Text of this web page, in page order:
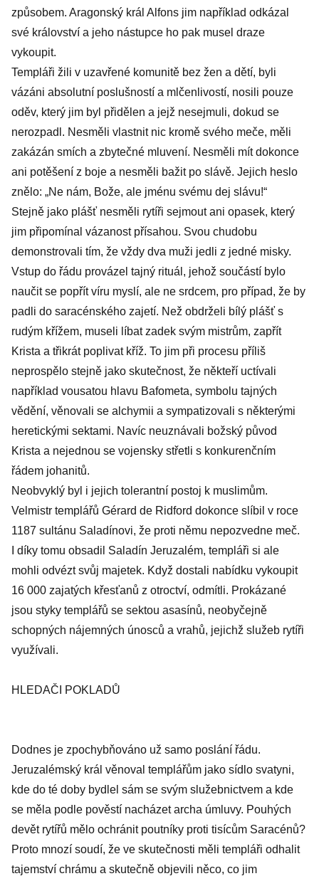
způsobem. Aragonský král Alfons jim například odkázal
své království a jeho nástupce ho pak musel draze
vykoupit.
Templáři žili v uzavřené komunitě bez žen a dětí, byli
vázáni absolutní poslušností a mlčenlivostí, nosili pouze
oděv, který jim byl přidělen a jejž nesejmuli, dokud se
nerozpadl. Nesměli vlastnit nic kromě svého meče, měli
zakázán smích a zbytečné mluvení. Nesměli mít dokonce
ani potěšení z boje a nesměli bažit po slávě. Jejich heslo
znělo: „Ne nám, Bože, ale jménu svému dej slávu!“
Stejně jako plášť nesměli rytíři sejmout ani opasek, který
jim připomínal vázanost přísahou. Svou chudobu
demonstrovali tím, že vždy dva muži jedli z jedné misky.
Vstup do řádu provázel tajný rituál, jehož součástí bylo
naučit se popřít víru myslí, ale ne srdcem, pro případ, že by
padli do saracénského zajetí. Než obdrželi bílý plášť s
rudým křížem, museli líbat zadek svým mistrům, zapřít
Krista a třikrát poplivat kříž. To jim při procesu příliš
neprospělo stejně jako skutečnost, že někteří uctívali
například vousatou hlavu Bafometa, symbolu tajných
vědění, věnovali se alchymii a sympatizovali s některými
heretickými sektami. Navíc neuznávali božský původ
Krista a nejednou se vojensky střetli s konkurenčním
řádem johanitů.
Neobvyklý byl i jejich tolerantní postoj k muslimům.
Velmistr templářů Gérard de Ridford dokonce slíbil v roce
1187 sultánu Saladínovi, že proti němu nepozvedne meč.
I díky tomu obsadil Saladín Jeruzalém, templáři si ale
mohli odvézt svůj majetek. Když dostali nabídku vykoupit
16 000 zajatých křesťanů z otroctví, odmítli. Prokázané
jsou styky templářů se sektou asasínů, neobyčejně
schopných nájemných únosců a vrahů, jejichž služeb rytíři
využívali.
HLEDAČI POKLADŮ
Dodnes je zpochybňováno už samo poslání řádu.
Jeruzalémský král věnoval templářům jako sídlo svatyni,
kde do té doby bydlel sám se svým služebnictvem a kde
se měla podle pověstí nacházet archa úmluvy. Pouhých
devět rytířů mělo ochránit poutníky proti tisícům Saracénů?
Proto mnozí soudí, že ve skutečnosti měli templáři odhalit
tajemství chrámu a skutečně objevili něco, co jim